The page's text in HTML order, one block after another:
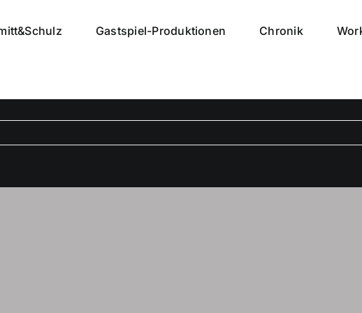
Gastspiel-Produktionen Chronik